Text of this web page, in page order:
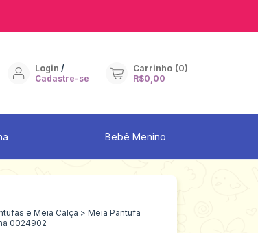
Login /
Cadastre-se
Carrinho (0)
R$0,00
Bebê Menino
e Meia Calça > Meia Pantufa
0024902